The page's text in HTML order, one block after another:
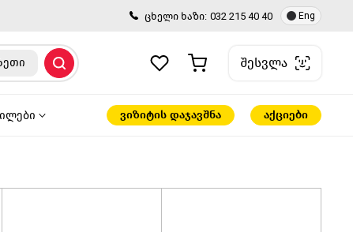
ცხელი ხაზი: 032 215 40 40 Eng
შესვლა
ვიზიტის დაჯავშნა აქციები